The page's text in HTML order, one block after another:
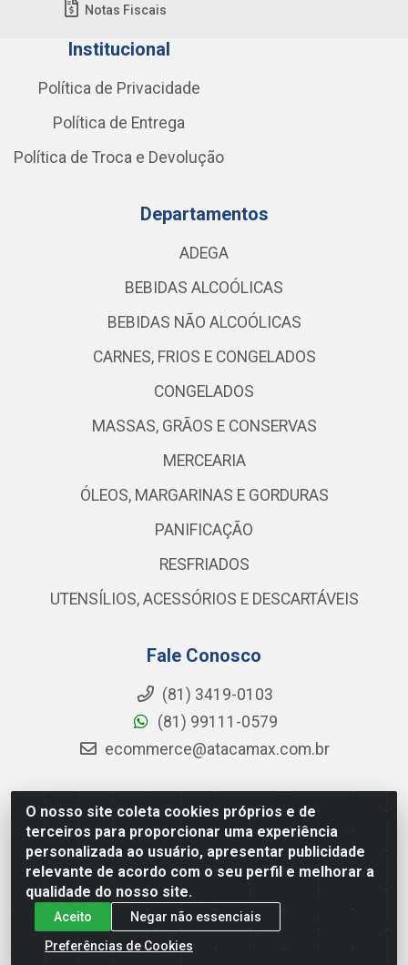
O nosso site coleta cookies próprios e de
terceiros para proporcionar uma experiência
personalizada ao usuário, apresentar publicidade
relevante de acordo com o seu perfil e melhorar a
qualidade do nosso site.
Aceito
Negar não essenciais
Preferências de Cookies
Notas Fiscais
Institucional
Política de Privacidade
Política de Entrega
Política de Troca e Devolução
Departamentos
ADEGA
BEBIDAS ALCOÓLICAS
BEBIDAS NÃO ALCOÓLICAS
CARNES, FRIOS E CONGELADOS
CONGELADOS
MASSAS, GRÃOS E CONSERVAS
MERCEARIA
ÓLEOS, MARGARINAS E GORDURAS
PANIFICAÇÃO
RESFRIADOS
UTENSÍLIOS, ACESSÓRIOS E DESCARTÁVEIS
Fale Conosco
(81) 3419-0103
(81) 99111-0579
ecommerce@atacamax.com.br
Atacamax Importadora de Alimentos LTDA - RODOVIA BR-
101 - SUL, KM 79,60 GP E GALPAO:D - Muribeca, Jaboatão dos
Guararapes - PE, 54355-010 - CNPJ 08.305.623/0001-84